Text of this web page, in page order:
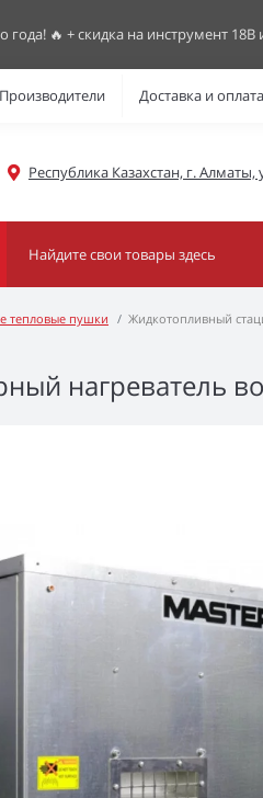
🔥 + скидка на инструмент 18В
Производители Доставка и оплата
Республика Казахстан, г. Алматы,
тепловые пушки Жидкотопливный
нагреватель